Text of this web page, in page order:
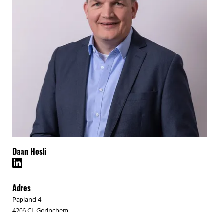
Adres
Papland 4
4206 CL Gorinchem
Daan Hosli